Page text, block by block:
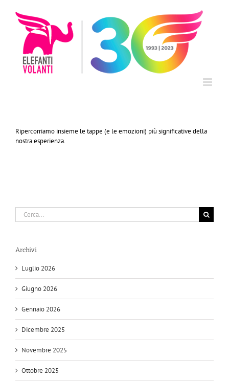
contenuto
Ripercorriamo insieme le tappe (e le emozioni) più significative della
nostra esperienza.
Cerca
per:
Archivi
Luglio 2026
Giugno 2026
Gennaio 2026
Dicembre 2025
Novembre 2025
Ottobre 2025